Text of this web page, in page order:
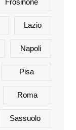
Lazio
Napoli
Pisa
Roma
Sassuolo